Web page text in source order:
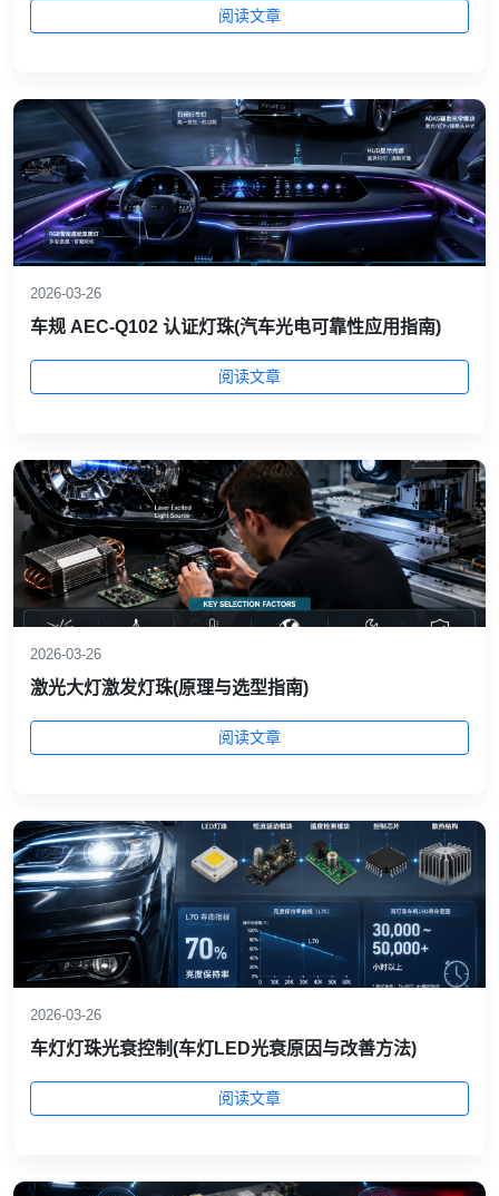
阅读文章
2026-03-26
车规 AEC‑Q102 认证灯珠(汽车光电可靠性应用指南)
阅读文章
2026-03-26
激光大灯激发灯珠(原理与选型指南)
阅读文章
2026-03-26
车灯灯珠光衰控制(车灯LED光衰原因与改善方法)
阅读文章